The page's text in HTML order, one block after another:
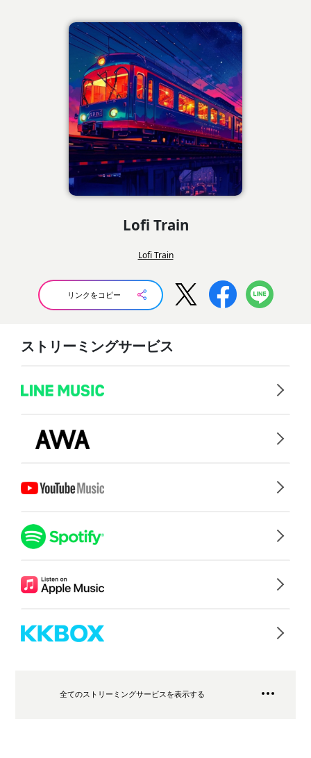
Lofi Train
Lofi Train
リンクをコピー
ストリーミングサービス
全てのストリーミングサービスを表示する